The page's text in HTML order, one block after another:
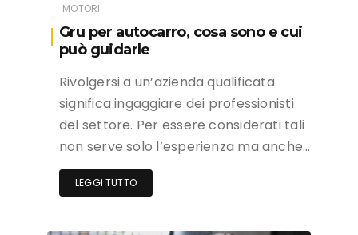
MOTORI
Gru per autocarro, cosa sono e cui
può guidarle
Rivolgersi a un’azienda qualificata
significa ingaggiare dei professionisti
del settore. Per essere considerati tali
non serve solo l’esperienza ma anche…
LEGGI TUTTO